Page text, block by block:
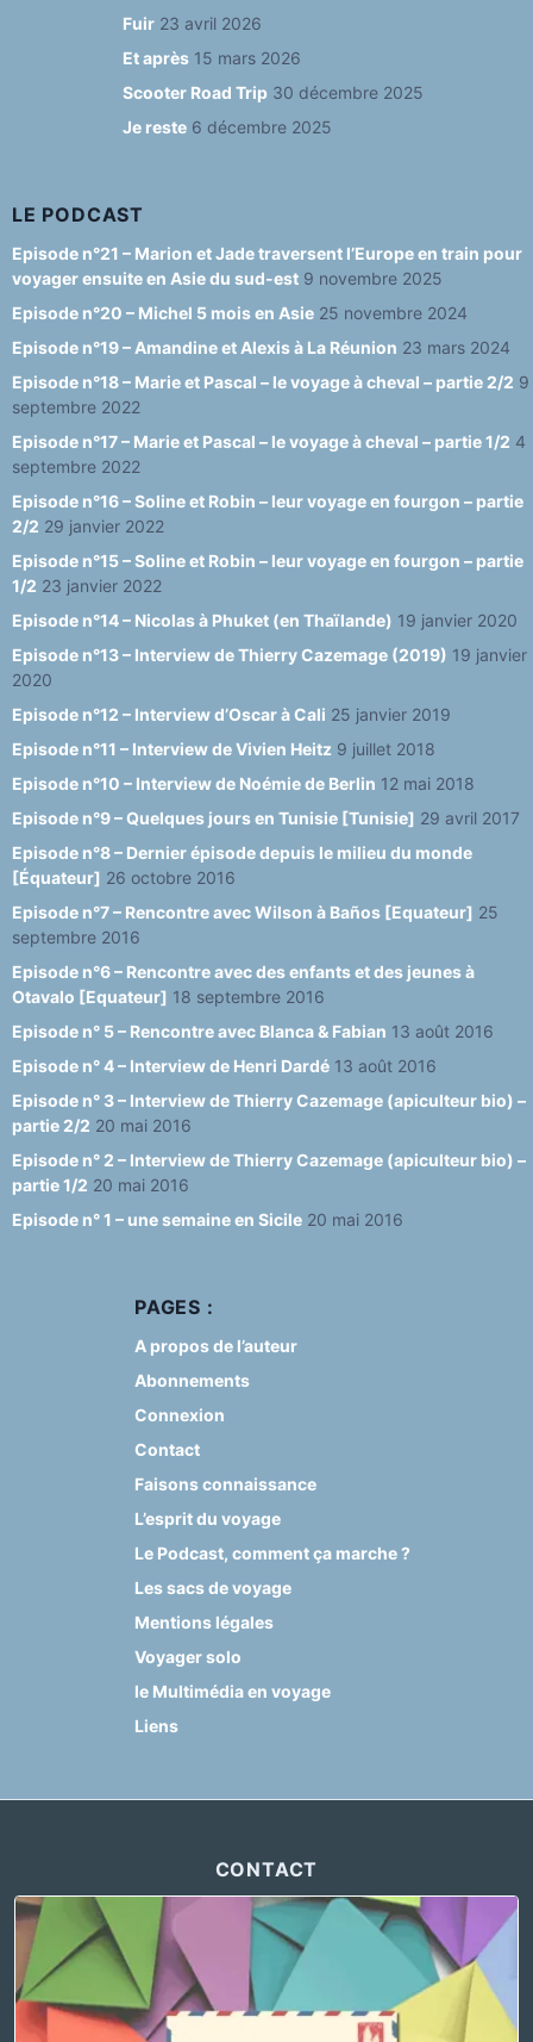
b
o
o
k
ra
m y
e
n
n
el
Fuir 23 avril 2026
Et après 15 mars 2026
Scooter Road Trip 30 décembre 2025
Je reste 6 décembre 2025
LE PODCAST
Episode n°21 – Marion et Jade traversent l’Europe en train pour
voyager ensuite en Asie du sud-est 9 novembre 2025
Episode n°20 – Michel 5 mois en Asie 25 novembre 2024
Episode n°19 – Amandine et Alexis à La Réunion 23 mars 2024
Episode n°18 – Marie et Pascal – le voyage à cheval – partie 2/2 9
septembre 2022
Episode n°17 – Marie et Pascal – le voyage à cheval – partie 1/2 4
septembre 2022
Episode n°16 – Soline et Robin – leur voyage en fourgon – partie
2/2 29 janvier 2022
Episode n°15 – Soline et Robin – leur voyage en fourgon – partie
1/2 23 janvier 2022
Episode n°14 – Nicolas à Phuket (en Thaïlande) 19 janvier 2020
Episode n°13 – Interview de Thierry Cazemage (2019) 19 janvier
2020
Episode n°12 – Interview d’Oscar à Cali 25 janvier 2019
Episode n°11 – Interview de Vivien Heitz 9 juillet 2018
Episode n°10 – Interview de Noémie de Berlin 12 mai 2018
Episode n°9 – Quelques jours en Tunisie [Tunisie] 29 avril 2017
Episode n°8 – Dernier épisode depuis le milieu du monde
[Équateur] 26 octobre 2016
Episode n°7 – Rencontre avec Wilson à Baños [Equateur] 25
septembre 2016
Episode n°6 – Rencontre avec des enfants et des jeunes à
Otavalo [Equateur] 18 septembre 2016
Episode n° 5 – Rencontre avec Blanca & Fabian 13 août 2016
Episode n° 4 – Interview de Henri Dardé 13 août 2016
Episode n° 3 – Interview de Thierry Cazemage (apiculteur bio) –
partie 2/2 20 mai 2016
Episode n° 2 – Interview de Thierry Cazemage (apiculteur bio) –
partie 1/2 20 mai 2016
Episode n° 1 – une semaine en Sicile 20 mai 2016
PAGES :
A propos de l’auteur
Abonnements
Connexion
Contact
Faisons connaissance
L’esprit du voyage
Le Podcast, comment ça marche ?
Les sacs de voyage
Mentions légales
Voyager solo
le Multimédia en voyage
Liens
CONTACT